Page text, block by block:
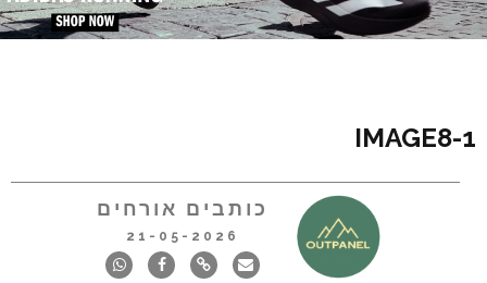
IMAGE8-1
כותבים אורחים
21-05-2026